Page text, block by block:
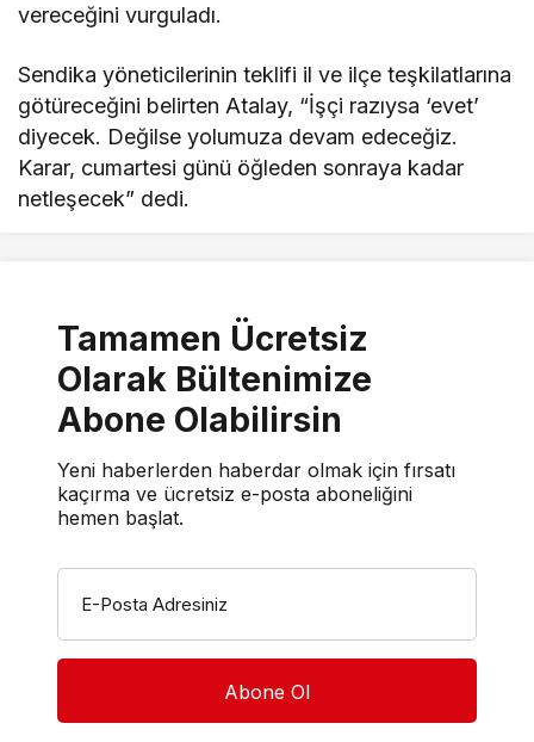
vereceğini vurguladı.
Sendika yöneticilerinin teklifi il ve ilçe teşkilatlarına
götüreceğini belirten Atalay, “İşçi razıysa ‘evet’
diyecek. Değilse yolumuza devam edeceğiz.
Karar, cumartesi günü öğleden sonraya kadar
netleşecek” dedi.
Tamamen Ücretsiz
Olarak Bültenimize
Abone Olabilirsin
Yeni haberlerden haberdar olmak için fırsatı
kaçırma ve ücretsiz e-posta aboneliğini
hemen başlat.
E-Posta Adresiniz